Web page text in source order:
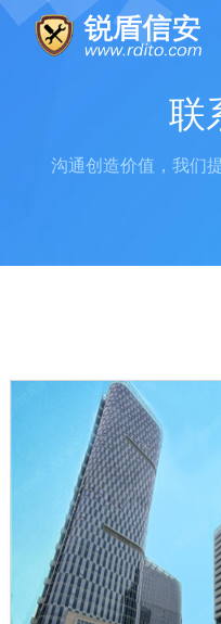
联
沟通创造价值，我们